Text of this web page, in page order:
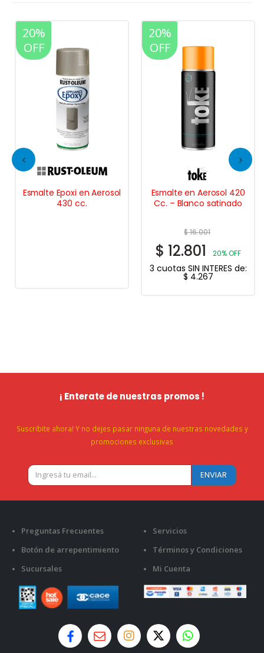
20%
OFF
Esmalte Epoxi en Aerosol
430 cc.
20%
OFF
Esmalte en Aerosol 420
Cc. – Blanco satinado
$16.001
$ 12.801 20% OFF
3 cuotas SIN INTERES de:
$ 4.267
¡ Enterate de nuestras promos !
Suscribite ahora! Y no dejes pasar ninguna de nuestras novedades y
promociones exclusivas
Preguntas Frecuentes
Botón de arrepentimiento
Sucursales
Servicios
Términos y Condiciones
Mi Cuenta